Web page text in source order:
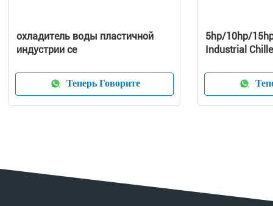
охладитель воды пластичной
индустрии ce
Теперь Говорите
5hp/10hp/
Industrial